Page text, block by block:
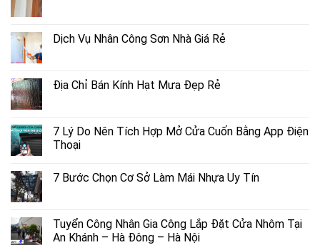
Dịch Vụ Nhân Công Sơn Nhà Giá Rẻ
Địa Chỉ Bán Kính Hạt Mưa Đẹp Rẻ
7 Lý Do Nên Tích Hợp Mở Cửa Cuốn Bằng App Điện
Thoại
7 Bước Chọn Cơ Sở Làm Mái Nhựa Uy Tín
Tuyển Công Nhân Gia Công Lắp Đặt Cửa Nhôm Tại
An Khánh – Hà Đông – Hà Nội